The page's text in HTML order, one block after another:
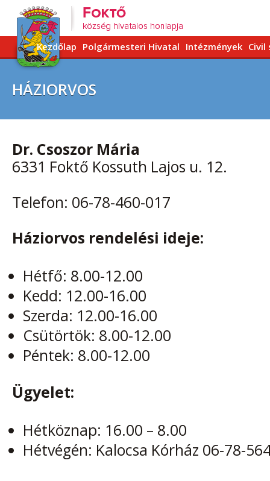
Kezdőlap Polgármesteri Hivatal Intézmények Civil
HÁZIORVOS
Dr. Csoszor Mária
6331 Foktő Kossuth Lajos u. 12.
Telefon: 06-78-460-017
Háziorvos rendelési ideje:
Hétfő: 8.00-12.00
Kedd: 12.00-16.00
Szerda: 12.00-16.00
Csütörtök: 8.00-12.00
Péntek: 8.00-12.00
Ügyelet:
Hétköznap: 16.00 – 8.00
Hétvégén: Kalocsa Kórház 06-78-